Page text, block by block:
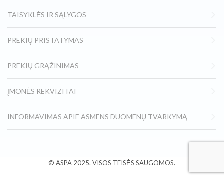
TAISYKLĖS IR SĄLYGOS
PREKIŲ PRISTATYMAS
PREKIŲ GRĄŽINIMAS
ĮMONĖS REKVIZITAI
INFORMAVIMAS APIE ASMENS DUOMENŲ TVARKYMĄ
© ASPA 2025. VISOS TEISĖS SAUGOMOS.